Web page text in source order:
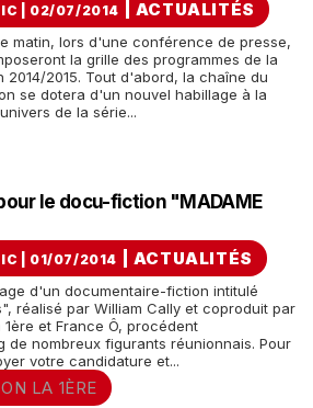
| 02/07/2014 ACTUALITÉS
matin, lors d'une conférence de presse,
la grille des programmes de la
2015. Tout d'abord, la chaîne du
se dotera d'un nouvel habillage à la
de la série...
le docu-fiction "MADAME
| 01/07/2014 ACTUALITÉS
d'un documentaire-fiction intitulé
réalisé par William Cally et coproduit par
1ère et France Ô, procédent
de nombreux figurants réunionnais. Pour
votre candidature et...
LA 1ÈRE